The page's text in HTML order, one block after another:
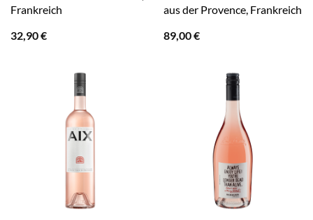
Frankreich
32,90€
aus der Provence, Frankreich
89,00€